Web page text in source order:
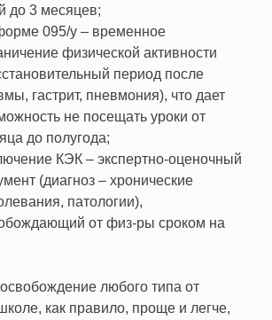
до 3 месяцев;
095/у – временное
физической активности
период после
гастрит, пневмония), что дает
не посещать уроки от
до полугода;
КЭК – экспертно-оценочный
(диагноз – хронические
патологии),
от физ-ры сроком на
освобождение любого типа от
как правило, проще и легче,